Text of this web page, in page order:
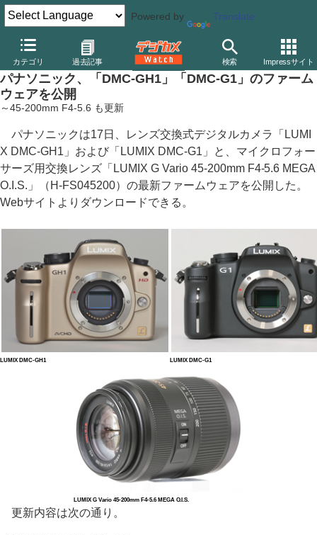
Powered by Translate
カテゴリ 過去記事 検索 Impressサイト
デジカメ Watch カメラ ミラーレスカメラ パナソニック
パナソニック、「DMC-GH1」「DMC-G1」のファーム
ウェアを公開
～45-200mm F4-5.6 も更新
パナソニックは17日、レンズ交換式デジタルカメラ「LUMI
X DMC-GH1」および「LUMIX DMC-G1」と、マイクロフォー
サーズ用交換レンズ「LUMIX G Vario 45-200mm F4-5.6 MEGA
O.I.S.」（H-FS045200）の最新ファームウェアを公開した。
Webサイトよりダウンロードできる。
LUMIX DMC-GH1 LUMIX DMC-G1
LUMIX G Vario 45-200mm F4-5.6 MEGA O.I.S.
更新内容は次の通り。